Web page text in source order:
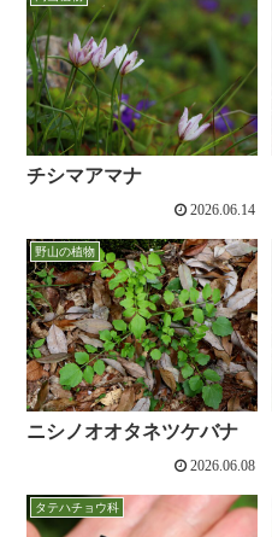
チシマアマナ
2026.06.14
野山の植物
ニシノオオタネツケバナ
2026.06.08
タテハチョウ科